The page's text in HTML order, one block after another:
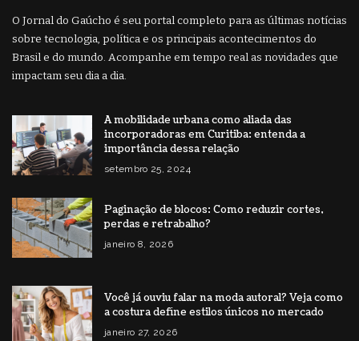
O Jornal do Gaúcho é seu portal completo para as últimas notícias
sobre tecnologia, política e os principais acontecimentos do
Brasil e do mundo. Acompanhe em tempo real as novidades que
impactam seu dia a dia.
A mobilidade urbana como aliada das
incorporadoras em Curitiba: entenda a
importância dessa relação
setembro 25, 2024
Paginação de blocos: Como reduzir cortes,
perdas e retrabalho?
janeiro 8, 2026
Você já ouviu falar na moda autoral? Veja como
a costura define estilos únicos no mercado
janeiro 27, 2026